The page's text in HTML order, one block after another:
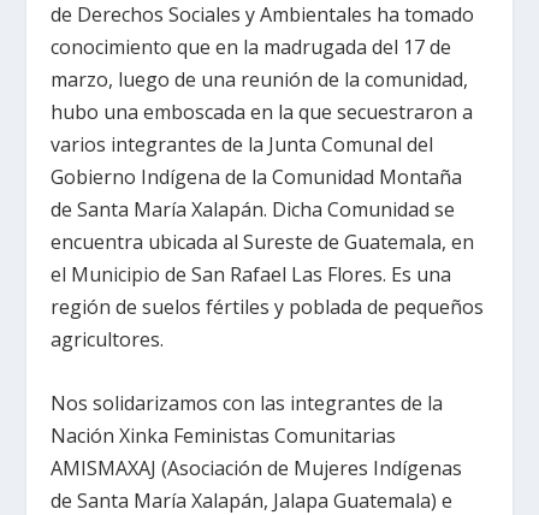
de Derechos Sociales y Ambientales ha tomado
conocimiento que en la madrugada del 17 de
marzo, luego de una reunión de la comunidad,
hubo una emboscada en la que secuestraron a
varios integrantes de la Junta Comunal del
Gobierno Indígena de la Comunidad Montaña
de Santa María Xalapán. Dicha Comunidad se
encuentra ubicada al Sureste de Guatemala, en
el Municipio de San Rafael Las Flores. Es una
región de suelos fértiles y poblada de pequeños
agricultores.
Nos solidarizamos con las integrantes de la
Nación Xinka Feministas Comunitarias
AMISMAXAJ (Asociación de Mujeres Indígenas
de Santa María Xalapán, Jalapa Guatemala) e